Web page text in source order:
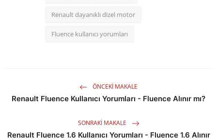
Renault dayanıklı dizel motor
Fluence kullanıcı yorumları
ÖNCEKI MAKALE
Renault Fluence Kullanıcı Yorumları - Fluence Alınır mı?
SONRAKI MAKALE
Renault Fluence 1.6 Kullanıcı Yorumları - Fluence 1.6 Alınır